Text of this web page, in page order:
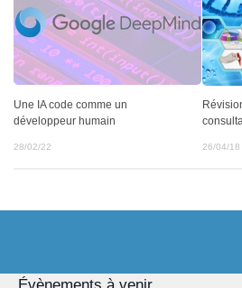
Une IA code comme un
développeur humain
28/02/22 26/04/18